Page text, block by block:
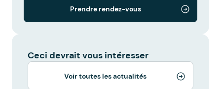
Prendre rendez-vous
Ceci devrait vous intéresser
Voir toutes les actualités